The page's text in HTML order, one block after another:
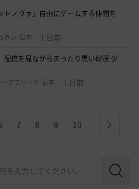
トノヴァ」自由にゲームする仲間を
きぃ-日本 1 日前
配信を見ながらまったり黒い砂漠 少
クフリード-日本 1 日前
7 8 9 10 next
検